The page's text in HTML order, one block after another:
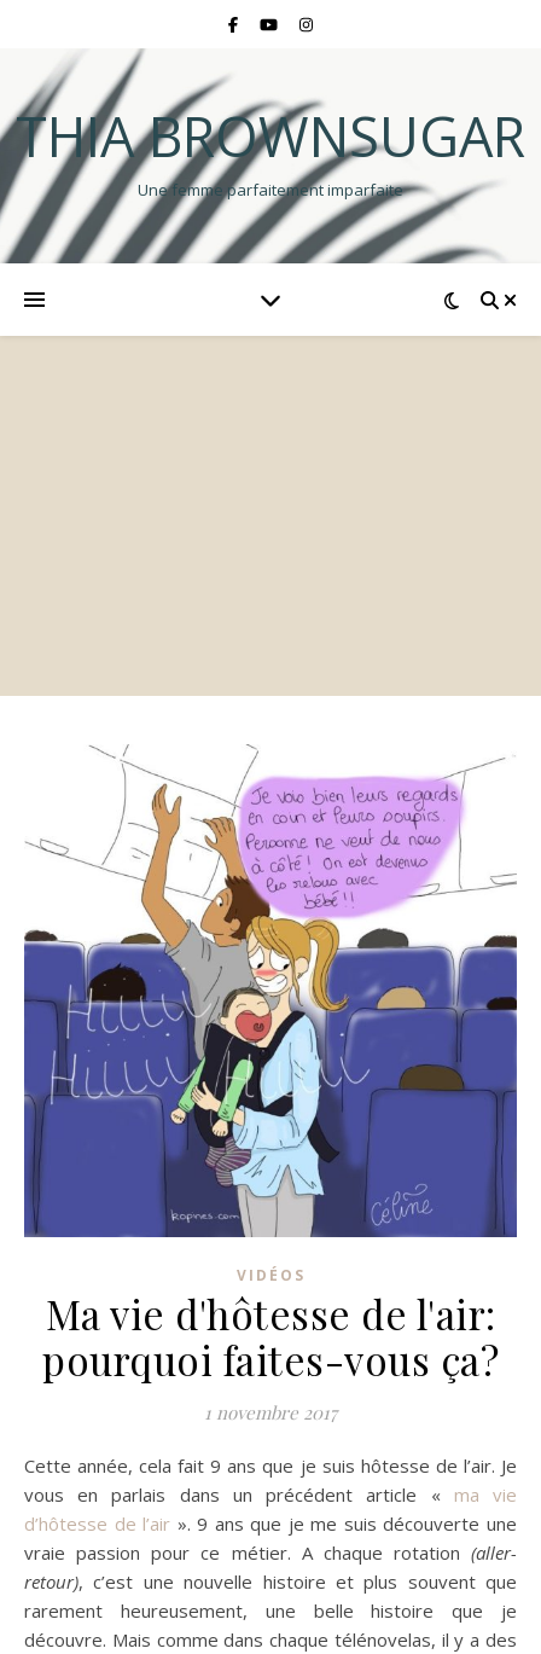
THIA BROWNSUGAR
Une femme parfaitement imparfaite
VIDÉOS
Ma vie d'hôtesse de l'air:
pourquoi faites-vous ça?
1 novembre 2017
Cette année, cela fait 9 ans que je suis hôtesse de l’air. Je
vous en parlais dans un précédent article « ma vie
d’hôtesse de l’air ». 9 ans que je me suis découverte une
vraie passion pour ce métier. A chaque rotation (aller-
retour), c’est une nouvelle histoire et plus souvent que
rarement heureusement, une belle histoire que je
découvre. Mais comme dans chaque télénovelas, il y a des